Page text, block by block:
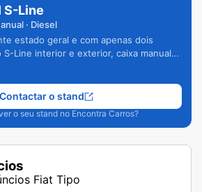
S-Line
· Diesel
estado geral e com apenas dois
S-Line interior e exterior, caixa manual
o seu stand no Encontra Carros?
Contactar o stand
Fiat Tipo